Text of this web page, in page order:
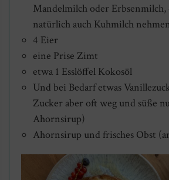
Mandelmilch oder Erbsenmilch,
natürlich auch Kuhmilch
4 Eier
eine Prise Zimt
etwa 1 Esslöffel Kokosöl
Und bei Bedarf etwas
Zucker aber oft weg und süße
Ahornsirup)
Ahornsirup und frisches Obst